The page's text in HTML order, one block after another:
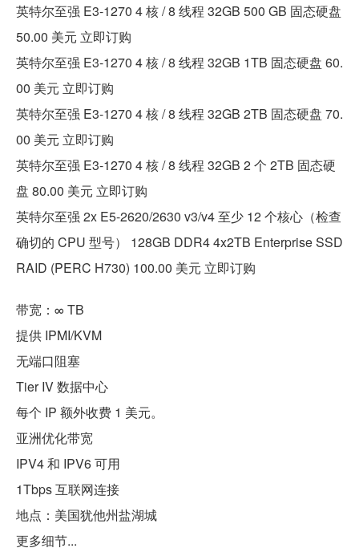
英特尔至强 E3-1270 4 核 / 8 线程 32GB 500 GB 固态硬盘
50.00 美元 立即订购
英特尔至强 E3-1270 4 核 / 8 线程 32GB 1TB 固态硬盘 60.
00 美元 立即订购
英特尔至强 E3-1270 4 核 / 8 线程 32GB 2TB 固态硬盘 70.
00 美元 立即订购
英特尔至强 E3-1270 4 核 / 8 线程 32GB 2 个 2TB 固态硬
盘 80.00 美元 立即订购
英特尔至强 2x E5-2620/2630 v3/v4 至少 12 个核心（检查
确切的 CPU 型号） 128GB DDR4 4x2TB Enterprise SSD
RAID (PERC H730) 100.00 美元 立即订购
带宽：∞ TB
提供 IPMI/KVM
无端口阻塞
Tier IV 数据中心
每个 IP 额外收费 1 美元。
亚洲优化带宽
IPV4 和 IPV6 可用
1Tbps 互联网连接
地点：美国犹他州盐湖城
更多细节...